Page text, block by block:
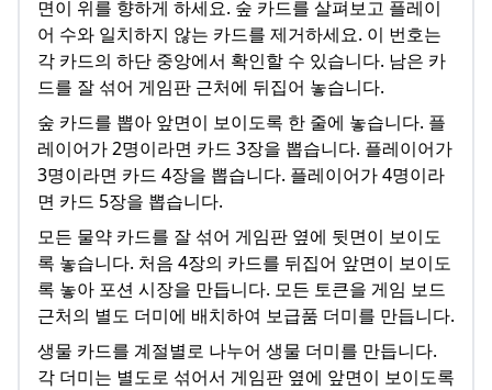
면이 위를 향하게 하세요. 숲 카드를 살펴보고 플레이
어 수와 일치하지 않는 카드를 제거하세요. 이 번호는
각 카드의 하단 중앙에서 확인할 수 있습니다. 남은 카
드를 잘 섞어 게임판 근처에 뒤집어 놓습니다.
숲 카드를 뽑아 앞면이 보이도록 한 줄에 놓습니다. 플
레이어가 2명이라면 카드 3장을 뽑습니다. 플레이어가
3명이라면 카드 4장을 뽑습니다. 플레이어가 4명이라
면 카드 5장을 뽑습니다.
모든 물약 카드를 잘 섞어 게임판 옆에 뒷면이 보이도
록 놓습니다. 처음 4장의 카드를 뒤집어 앞면이 보이도
록 놓아 포션 시장을 만듭니다. 모든 토큰을 게임 보드
근처의 별도 더미에 배치하여 보급품 더미를 만듭니다.
생물 카드를 계절별로 나누어 생물 더미를 만듭니다.
각 더미는 별도로 섞어서 게임판 옆에 앞면이 보이도록